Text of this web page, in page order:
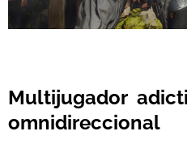
Multijugador
omnidireccional